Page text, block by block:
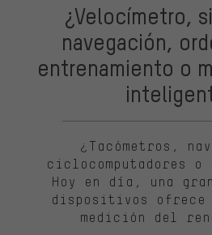
¿Velocímetro,
navegación,
entrenamiento o
¿Tacómetros,
ciclocomputadores o
Hoy en día, una
dispositivos ofrece
medición del